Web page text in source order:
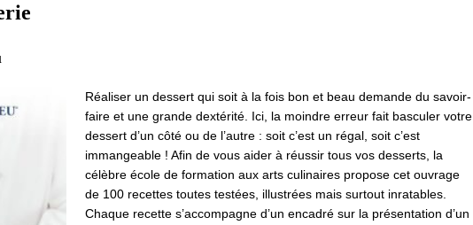
Réaliser un dessert qui soit à la fois bon et beau demande du savoir-
faire et une grande dextérité. Ici, la moindre erreur fait basculer votre
dessert d’un côté ou de l’autre : soit c’est un régal, soit c’est
immangeable ! Afin de vous aider à réussir tous vos desserts, la
célèbre école de formation aux arts culinaires propose cet ouvrage
de 100 recettes toutes testées, illustrées mais surtout inratables.
Chaque recette s’accompagne d’un encadré sur la présentation d’un